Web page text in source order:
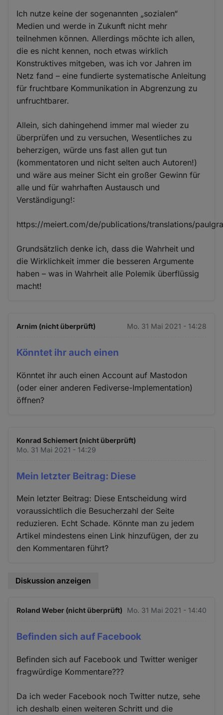
Ich nutze keine der sogenannten „sozialen“
Medien und werde in Zukunft nicht mehr
teilnehmen können. Allerdings möchte ich allen,
die es nicht kennen, noch etwas wirklich
Konstruktives mitgeben, was ich vor Jahren im
Netz fand – eine fundierte systematische Anleitung
für fruchtbare Kommunikation in Abgrenzung zu
unfruchtbarer.
Allein, sich dahingehend immer mal wieder zu
überprüfen und zu versuchen, Wesentliches zu
beherzigen, würde uns fast allen gut tun
(kommentatoren und nicht selten auch Autoren!)
und wäre aus meiner Sicht ein großer Gewinn für
alle und für wahrhaften Austausch und
Verständigung!:
https://meiert.com/de/publications/translations/
Grundsätzlich denke ich, dass die Wahrheit und
die Wirklichkeit immer die besseren Argumente
haben – was in Wahrheit alle Polemik überflüssig
macht!
Arnim (nicht überprüft) Mo. 31 Mai 2021 - 14:28
Könntet ihr auch einen
Könntet ihr auch einen Account auf Mastodon
(oder einer anderen Fediverse-Implementation)
öffnen?
Konrad Schiemert (nicht überprüft)
Mo. 31 Mai 2021 - 14:29
Mein letzter Beitrag: Diese
Mein letzter Beitrag: Diese Entscheidung wird
voraussichtlich die Besucherzahl der Seite
reduzieren. Echt Schade. Könnte man zu jedem
Artikel mindestens einen Link hinzufügen, der zu
den Kommentaren führt?
Diskussion anzeigen
Roland Weber (nicht überprüft) Mo. 31 Mai 2021 - 14:40
Befinden sich auf Facebook
Befinden sich auf Facebook und Twitter weniger
fragwürdige Kommentare???
Da ich weder Facebook noch Twitter nutze, sehe
ich deshalb einen weiteren Schritt und die